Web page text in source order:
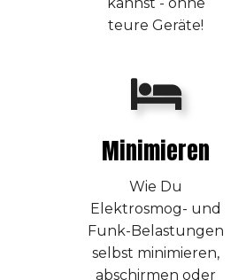
teure Geräte!
Minimieren
Wie Du
Elektrosmog- und
Funk-Belastungen
selbst minimieren,
abschirmen oder